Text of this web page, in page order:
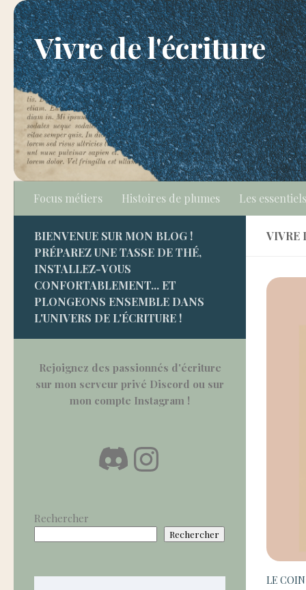
Skip to content
Vivre de l'écriture
Focus métiers Histoires de plumes Les
VIVRE
LE
BIENVENUE SUR MON BLOG !
PRÉPAREZ UNE TASSE DE THÉ,
INSTALLEZ-VOUS
CONFORTABLEMENT... ET
PLONGEONS ENSEMBLE DANS
L'UNIVERS DE L'ÉCRITURE !
Rejoignez des passionnés d'écriture
sur mon serveur privé Discord ou sur
mon compte Instagram !
Discord
Instagram
Rechercher
Rechercher